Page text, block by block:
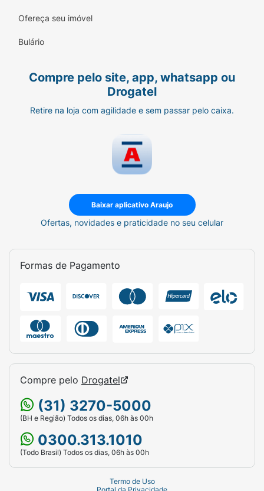
Ofereça seu imóvel
Bulário
Compre pelo site, app, whatsapp ou
Drogatel
Retire na loja com agilidade e sem passar pelo caixa.
Baixar aplicativo Araujo
Ofertas, novidades e praticidade no seu celular
Formas de Pagamento
Compre pelo Drogatel
(31) 3270-5000
(BH e Região) Todos os dias, 06h às 00h
0300.313.1010
(Todo Brasil) Todos os dias, 06h às 00h
Termo de Uso